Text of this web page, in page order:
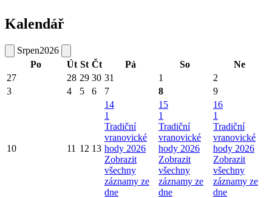
Kalendář
Srpen2026
Po
Út St Čt Pá So
Ne
27
28 29 30 31 1
2
3
4 5 6 7 8 9
10 11 12 13
14
1
Tradiční
vranovické
hody 2026
Zobrazit
všechny
záznamy ze
dne
15
1
Tradiční
vranovické
hody 2026
Zobrazit
všechny
záznamy ze
dne
16
1
Tradiční
vranovické
hody 2026
Zobrazit
všechny
záznamy ze
dne